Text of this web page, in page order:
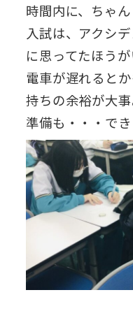
時間内に、ちゃ
入試は、アクシ
に思ってたほうが
電車が遅れると
持ちの余裕が大事
準備も・・・で